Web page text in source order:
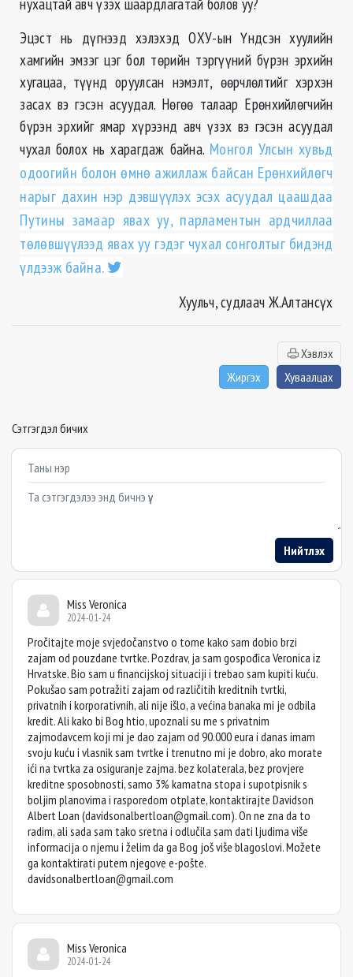
Эцэст нь дүгнээд хэлэхэд ОХУ-ын Үндсэн хуулийн
хамгийн эмзэг цэг бол төрийн тэргүүний бүрэн эрхийн
хугацаа, түүнд оруулсан нэмэлт, өөрчлөлтийг хэрхэн
засах вэ гэсэн асуудал. Нөгөө талаар Ерөнхийлөгчийн
бүрэн эрхийг ямар хүрээнд авч үзэх вэ гэсэн асуудал
чухал болох нь харагдаж байна. Монгол Улсын хувьд
одоогийн болон өмнө ажиллаж байсан Ерөнхийлөгч
нарыг дахин нэр дэвшүүлэх эсэх асуудал цаашдаа
Путины замаар явах уу, парламентын ардчиллаа
төлөвшүүлээд явах уу гэдэг чухал сонголтыг бидэнд
үлдээж байна.
Хуульч, судлаач Ж.Алтансүх
Хэвлэх
Жиргэх
Хуваалцах
Сэтгэгдэл бичих
Example textarea
Нийтлэх
Miss Veronica
2024-01-24
Pročitajte moje svjedočanstvo o tome kako sam dobio brzi
zajam od pouzdane tvrtke. Pozdrav, ja sam gospođica Veronica iz
Hrvatske. Bio sam u financijskoj situaciji i trebao sam kupiti kuću.
Pokušao sam potražiti zajam od različitih kreditnih tvrtki,
privatnih i korporativnih, ali nije išlo, a većina banaka mi je odbila
kredit. Ali kako bi Bog htio, upoznali su me s privatnim
zajmodavcem koji mi je dao zajam od 90.000 eura i danas imam
svoju kuću i vlasnik sam tvrtke i trenutno mi je dobro, ako morate
ići na tvrtka za osiguranje zajma. bez kolaterala, bez provjere
kreditne sposobnosti, samo 3% kamatna stopa i supotpisnik s
boljim planovima i rasporedom otplate, kontaktirajte Davidson
Albert Loan (davidsonalbertloan@gmail.com). On ne zna da to
radim, ali sada sam tako sretna i odlučila sam dati ljudima više
informacija o njemu i želim da ga Bog još više blagoslovi. Možete
ga kontaktirati putem njegove e-pošte.
davidsonalbertloan@gmail.com
Miss Veronica
2024-01-24